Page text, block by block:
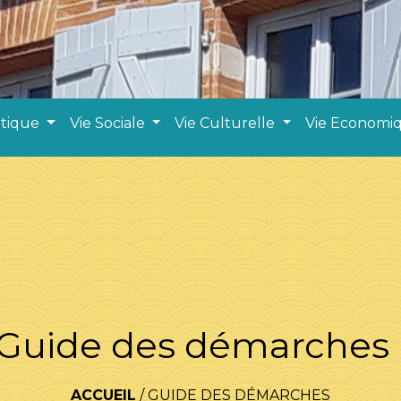
Vie Sociale Vie Culturelle Vie
des démarches
ACCUEIL /GUIDE DES DÉMARCHES